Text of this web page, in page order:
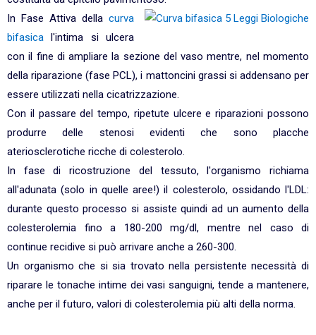
In Fase Attiva della curva
bifasica l'intima si ulcera
con il fine di ampliare la sezione del vaso mentre, nel momento
della riparazione (fase PCL), i mattoncini grassi si addensano per
essere utilizzati nella cicatrizzazione.
Con il passare del tempo, ripetute ulcere e riparazioni possono
produrre delle stenosi evidenti che sono placche
ateriosclerotiche ricche di colesterolo.
In fase di ricostruzione del tessuto, l'organismo richiama
all'adunata (solo in quelle aree!) il colesterolo, ossidando l'LDL:
durante questo processo si assiste quindi ad un aumento della
colesterolemia fino a 180-200 mg/dl, mentre nel caso di
continue recidive si può arrivare anche a 260-300.
Un organismo che si sia trovato nella persistente necessità di
riparare le tonache intime dei vasi sanguigni, tende a mantenere,
anche per il futuro, valori di colesterolemia più alti della norma.